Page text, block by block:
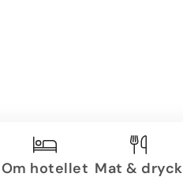
Om hotellet Mat & dryck